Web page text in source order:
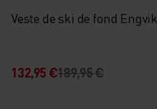
Veste de ski de fond Engvik
132,95 €189,95 €